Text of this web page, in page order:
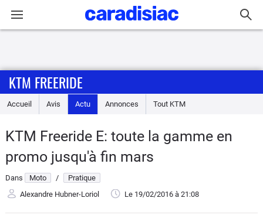
Accueil
Essais
Equipement
KTM FREERIDE
Accueil Avis Actu Annonces Tout KTM
KTM Freeride E: toute la gamme en
promo jusqu'à fin mars
Dans Moto /
Pratique
Alexandre Hubner-Loriol
Le 19/02/2016 à 21:08